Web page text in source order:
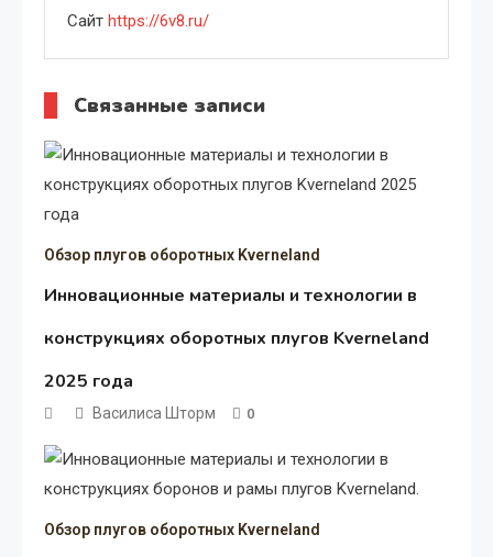
Сайт https://6v8.ru/
Связанные записи
Обзор плугов оборотных Kverneland
Инновационные материалы и технологии в
конструкциях оборотных плугов Kverneland
2025 года
Василиса Шторм 0
Обзор плугов оборотных Kverneland